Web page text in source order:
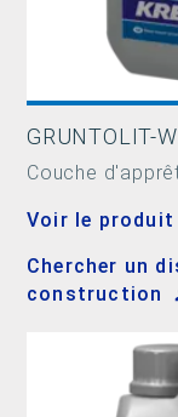
GRUNTOLIT-
Couche
Voir le produit
Chercher un
construction